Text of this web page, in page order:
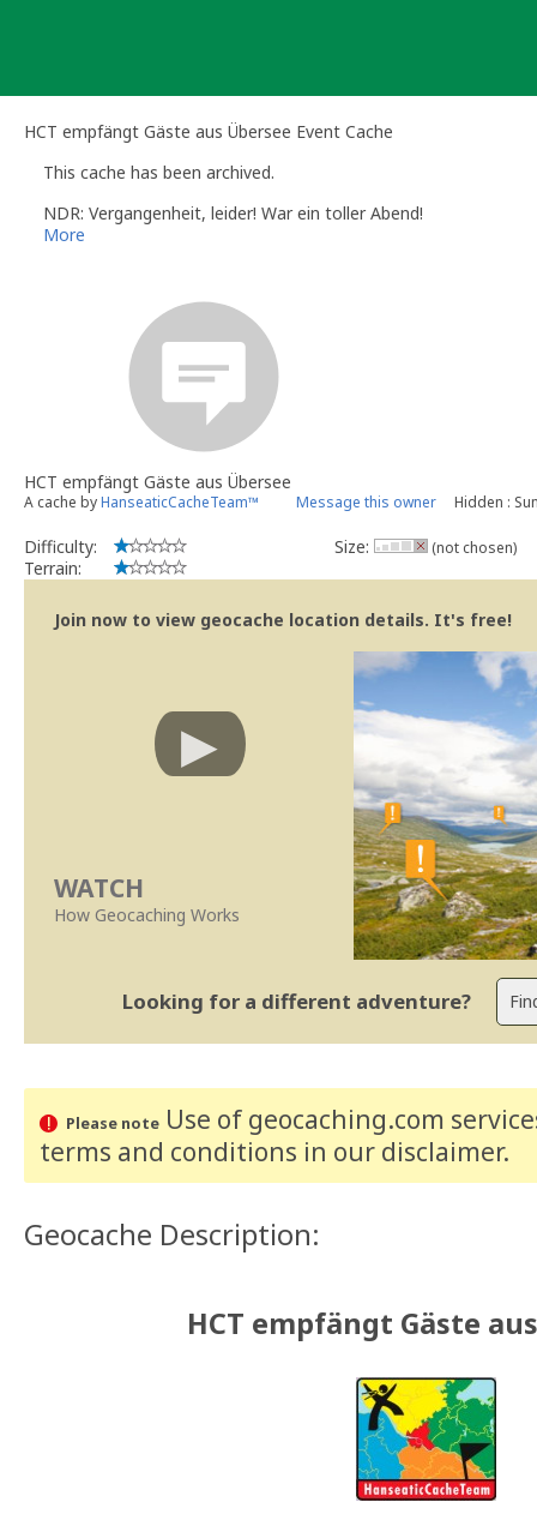
HCT empfängt Gäste aus Übersee Event Cache
This cache has been archived.
NDR: Vergangenheit, leider! War ein toller Abend!
More
HCT empfängt Gäste aus Übersee
A cache byHanseaticCacheTeam™ Message this owner Hidden :
Difficulty:
Terrain:
Size: (not chosen)
Join now to view geocache location details. It's free!
WATCH
How Geocaching Works
Looking for a different adventure?
Please noteUse of geocaching.com
terms and conditions in our disclaimer.
Geocache Description:
HCT empfängt Gäste